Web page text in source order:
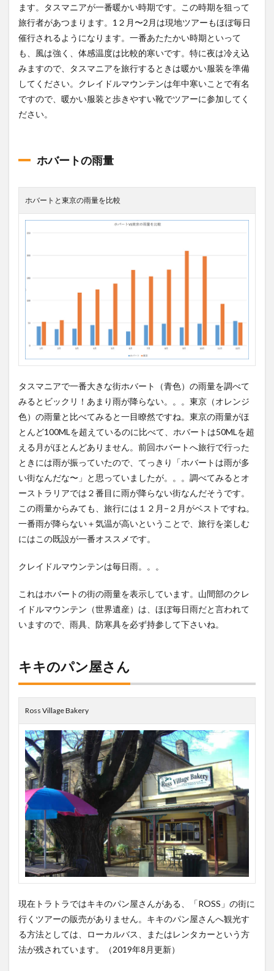
ます。タスマニアが一番暖かい時期です。この時期を狙って
旅行者があつまります。1２月〜2月は現地ツアーもほぼ毎日
催行されるようになります。一番あたたかい時期といって
も、風は強く、体感温度は比較的寒いです。特に夜は冷え込
みますので、タスマニアを旅行するときは暖かい服装を準備
してください。クレイドルマウンテンは年中寒いことで有名
ですので、暖かい服装と歩きやすい靴でツアーに参加してく
ださい。
ホバートの雨量
ホバートと東京の雨量を比較
タスマニアで一番大きな街ホバート（青色）の雨量を調べて
みるとビックリ！あまり雨が降らない。。。東京（オレンジ
色）の雨量と比べてみると一目瞭然ですね。東京の雨量がほ
とんど100MLを超えているのに比べて、ホバートは50MLを超
える月がほとんどありません。前回ホバートへ旅行で行った
ときには雨が振っていたので、てっきり「ホバートは雨が多
い街なんだな〜」と思っていましたが。。。調べてみるとオ
ーストラリアでは２番目に雨が降らない街なんだそうです。
この雨量からみても、旅行には１２月−２月がベストですね。
一番雨が降らない＋気温が高いということで、旅行を楽しむ
にはこの既設が一番オススメです。
クレイドルマウンテンは毎日雨。。。
これはホバートの街の雨量を表示しています。山間部のクレ
イドルマウンテン（世界遺産）は、ほぼ毎日雨だと言われて
いますので、雨具、防寒具を必ず持参して下さいね。
キキのパン屋さん
Ross Village Bakery
現在トラトラではキキのパン屋さんがある、「ROSS」の街に
行くツアーの販売がありません。キキのパン屋さんへ観光す
る方法としては、ローカルバス、またはレンタカーという方
法が残されています。（2019年8月更新）